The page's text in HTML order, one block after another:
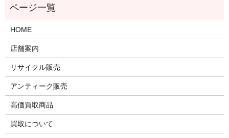
HOME
店舗案内
リサイクル販売
アンティーク販売
高価買取商品
買取について